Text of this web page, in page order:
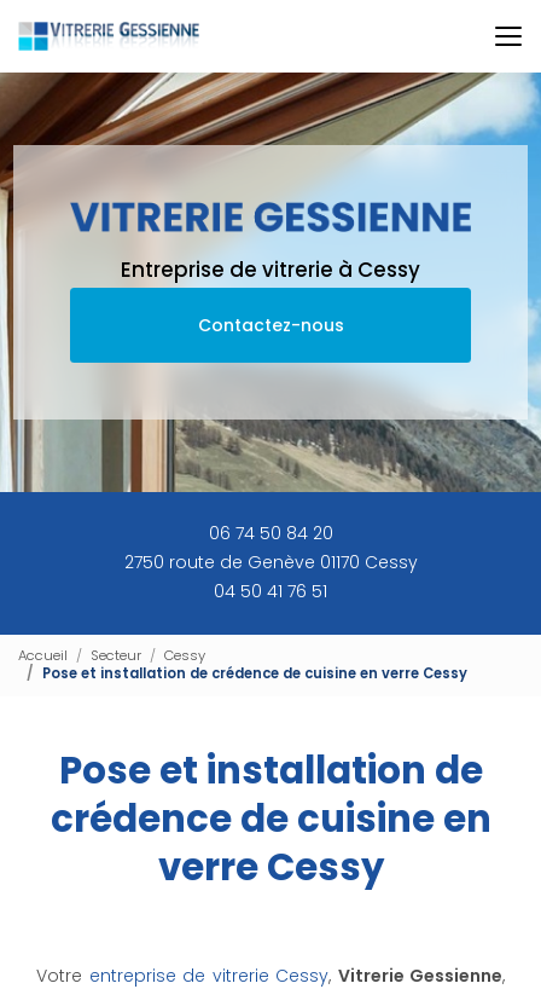
au
contenu
principal
Entreprise de vitrerie à Cessy
Contactez-nous
06 74 50 84 20
2750 route de Genève 01170 Cessy
04 50 41 76 51
Accueil Secteur
Cessy
Pose et installation de crédence de cuisine en verre Cessy
Pose et installation de
crédence de cuisine en
verre Cessy
Votre entreprise de vitrerie Cessy, Vitrerie Gessienne,